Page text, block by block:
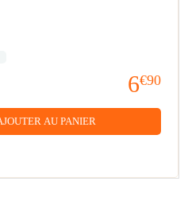
6€90
AU PANIER